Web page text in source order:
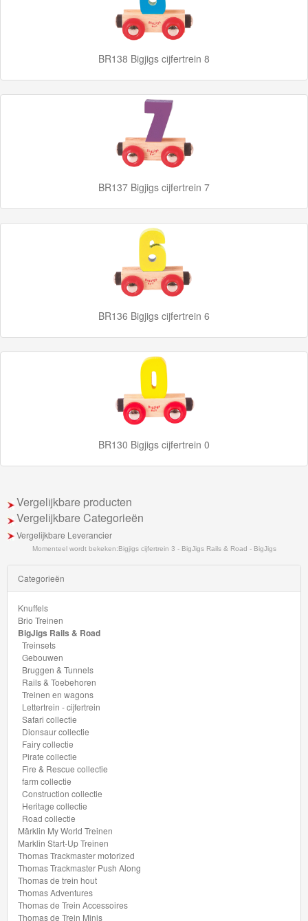
Thomas
Push
Thomas
Accessoires
Thomas
de
Trein
Minis
Houten
Speelgoed
Thomas
Pre-
School
Chuggington
Hot
Wheels
Majorette
autos
Siku
GraviTrax
Little
BR138 Bigjigs cijfertrein 8
BR137 Bigjigs cijfertrein 7
BR136 Bigjigs cijfertrein 6
BR130 Bigjigs cijfertrein 0
Vergelijkbare producten
Vergelijkbare Categorieën
Vergelijkbare Leverancier
Momenteel wordt bekeken:Bigjigs cijfertrein 3 - BigJigs Rails & Road - BigJigs
Categorieën
Knuffels
Brio Treinen
BigJigs Rails & Road
Treinsets
Gebouwen
Bruggen & Tunnels
Rails & Toebehoren
Treinen en wagons
Lettertrein - cijfertrein
Safari collectie
Dionsaur collectie
Fairy collectie
Pirate collectie
Fire & Rescue collectie
farm collectie
Construction collectie
Heritage collectie
Road collectie
Märklin My World Treinen
Marklin Start-Up Treinen
Thomas Trackmaster motorized
Thomas Trackmaster Push Along
Thomas de trein hout
Thomas Adventures
Thomas de Trein Accessoires
Thomas de Trein Minis